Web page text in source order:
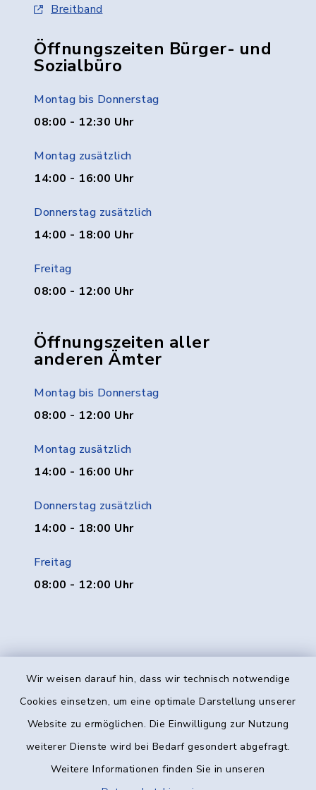
Wir weisen darauf hin, dass wir technisch notwendige
Cookies einsetzen, um eine optimale Darstellung unserer
Website zu ermöglichen. Die Einwilligung zur Nutzung
weiterer Dienste wird bei Bedarf gesondert abgefragt.
Weitere Informationen finden Sie in unseren
Breitband
Öffnungszeiten Bürger- und
Sozialbüro
Montag bis Donnerstag
08:00 - 12:30 Uhr
Montag zusätzlich
14:00 - 16:00 Uhr
Donnerstag zusätzlich
14:00 - 18:00 Uhr
Freitag
08:00 - 12:00 Uhr
Öffnungszeiten aller
anderen Ämter
Montag bis Donnerstag
08:00 - 12:00 Uhr
Montag zusätzlich
14:00 - 16:00 Uhr
Donnerstag zusätzlich
14:00 - 18:00 Uhr
Freitag
08:00 - 12:00 Uhr
Kontakt
Datenschutz